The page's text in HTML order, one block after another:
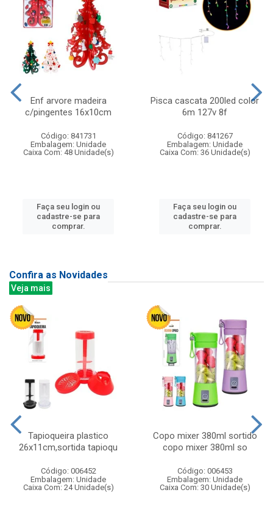
Enf arvore madeira
c/pingentes 16x10cm
Código: 841731
Embalagem: Unidade
Caixa Com: 48 Unidade(s)
Faça seu login ou
cadastre-se para
comprar.
Pisca cascata 200led color
6m 127v 8f
Código: 841267
Embalagem: Unidade
Caixa Com: 36 Unidade(s)
Faça seu login ou
cadastre-se para
comprar.
Confira as Novidades
Veja mais
Tapioqueira plastico
26x11cm,sortida tapioqu
Código: 006452
Embalagem: Unidade
Caixa Com: 24 Unidade(s)
Copo mixer 380ml sortido
copo mixer 380ml so
Código: 006453
Embalagem: Unidade
Caixa Com: 30 Unidade(s)